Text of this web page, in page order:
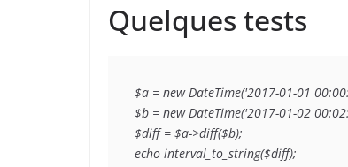
Quelques tests
$a = new DateTime('2017-01-01
$b = new DateTime('2017-01-02
$diff = $a->diff($b);
echo interval_to_string($diff);